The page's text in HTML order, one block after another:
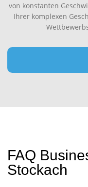
von konstanten
Ihrer komplexen
FAQ
Stockach